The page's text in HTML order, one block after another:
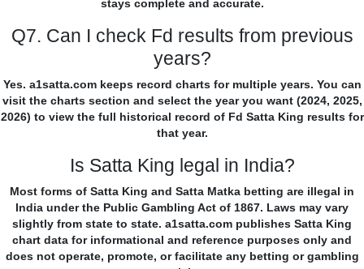
stays complete and accurate.
Q7. Can I check Fd results from previous
years?
Yes. a1satta.com keeps record charts for multiple years. You can
visit the charts section and select the year you want (2024, 2025,
2026) to view the full historical record of Fd Satta King results for
that year.
Is Satta King legal in India?
Most forms of Satta King and Satta Matka betting are illegal in
India under the Public Gambling Act of 1867. Laws may vary
slightly from state to state. a1satta.com publishes Satta King
chart data for informational and reference purposes only and
does not operate, promote, or facilitate any betting or gambling